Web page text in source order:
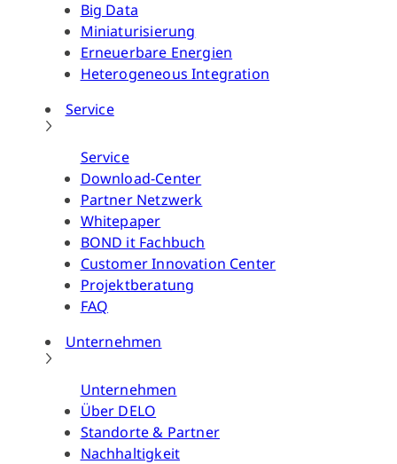
Big Data
Miniaturisierung
Erneuerbare Energien
Heterogeneous Integration
Service
Service
Download-Center
Partner Netzwerk
Whitepaper
BOND it Fachbuch
Customer Innovation Center
Projektberatung
FAQ
Unternehmen
Unternehmen
Über DELO
Standorte & Partner
Nachhaltigkeit